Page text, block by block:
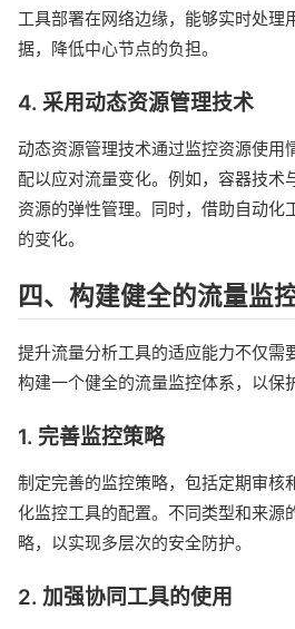
工具部署在网络边缘，能够实时处理
据，降低中心节点的负担。
4. 采用动态资源管理技术
动态资源管理技术通过监控资源使用
配以应对流量变化。例如，容器技术
资源的弹性管理。同时，借助自动化
的变化。
四、构建健全的流量监
提升流量分析工具的适应能力不仅需
构建一个健全的流量监控体系，以保
1. 完善监控策略
制定完善的监控策略，包括定期审核
化监控工具的配置。不同类型和来源
略，以实现多层次的安全防护。
2. 加强协同工具的使用